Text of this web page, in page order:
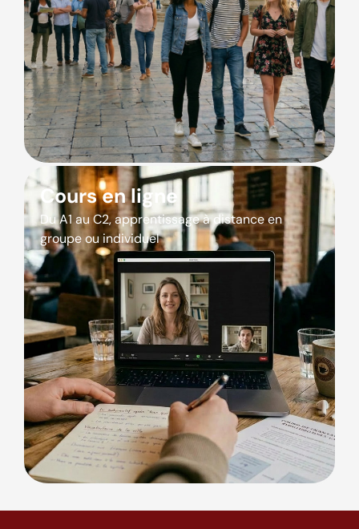
Cours en ligne
Du A1 au C2, apprentissage à distance en
groupe ou individuel